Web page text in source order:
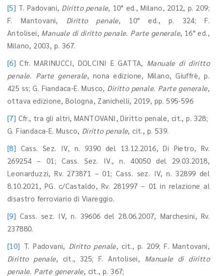
[5] T. Padovani, Diritto penale, 10° ed., Milano, 2012, p. 209;
F. Mantovani, Diritto penale, 10° ed., p. 324; F.
Antolisei, Manuale di diritto penale. Parte generale, 16° ed.,
Milano, 2003, p. 367.
[6] Cfr. MARINUCCI, DOLCINI E GATTA, Manuale di diritto
penale. Parte generale, nona edizione, Milano, Giuffrè, p.
425 ss; G. Fiandaca-E. Musco, Diritto penale. Parte generale,
ottava edizione, Bologna, Zanichelli, 2019, pp. 595-596
[7] Cfr., tra gli altri, MANTOVANI, Diritto penale, cit., p. 328;
G. Fiandaca-E. Musco, Diritto penale, cit., p. 539.
[8] Cass. Sez. IV, n. 9390 del 13.12.2016, Di Pietro, Rv.
269254 – 01; Cass. Sez. IV., n. 40050 del 29.03.2018,
Leonarduzzi, Rv. 273871 – 01; Cass. sez. IV, n. 32899 del
8.10.2021, PG. c/Castaldo, Rv. 281997 – 01 in relazione al
disastro ferroviario di Viareggio.
[9] Cass. sez. IV, n. 39606 del 28.06.2007, Marchesini, Rv.
237880.
[10] T. Padovani, Diritto penale, cit., p. 209; F. Mantovani,
Diritto penale, cit., 325; F. Antolisei, Manuale di diritto
penale. Parte generale, cit., p. 367;